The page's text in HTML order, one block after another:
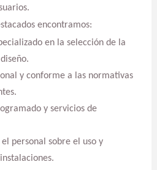
encontramos:
en la selección de la
y conforme a las normativas
y servicios de
personal sobre el uso y